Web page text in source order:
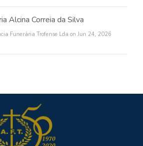
Alcina Correia da Silva
Funerária Trofense Lda on Jun 24, 2026